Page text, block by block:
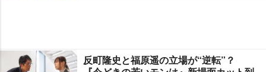
反町隆史と福原遥の立場が“逆転”？